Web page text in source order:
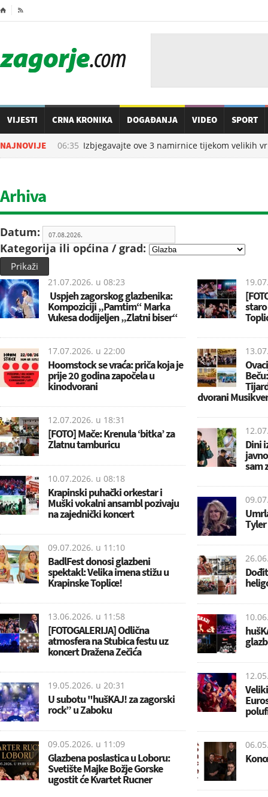
⌂ 
VIJESTI CRNA KRONIKA DOGAĐANJA VIDEO SPORT
NAJNOVIJE
u 06:35 Izbjegavajte ove 3 namirnice tijekom velikih
Arhiva
Datum:
Kategorija ili općina / grad:
Prikaži
21.07.2026. u 08:23
Uspjeh zagorskog glazbenika:
Kompoziciji „Pamtim“ Marka
Vukesa dodijeljen „Zlatni biser“
17.07.2026. u 22:00
Hoomstock se vraća: priča koja je
prije 20 godina započela u
kinodvorani
12.07.2026. u 18:31
[FOTO] Mače: Krenula ‘bitka’ za
Zlatnu tamburicu
10.07.2026. u 08:18
Krapinski puhački orkestar i
Muški vokalni ansambl pozivaju
na zajednički koncert
09.07.2026. u 11:10
BadlFest donosi glazbeni
spektakl: Velika imena stižu u
Krapinske Toplice!
13.06.2026. u 11:58
[FOTOGALERIJA] Odlična
atmosfera na Stubica festu uz
koncert Dražena Zečića
19.05.2026. u 20:31
U subotu "hušKAJ! za zagorski
rock” u Zaboku
09.05.2026. u 11:09
Glazbena poslastica u Loboru:
Svetište Majke Božje Gorske
ugostit će Kvartet Rucner
dvorani
Dini
sam
Tyler